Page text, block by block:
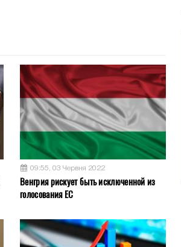
09:55, 03 Червня 2022
Венгрия рискует быть исключенной из
голосования ЕС